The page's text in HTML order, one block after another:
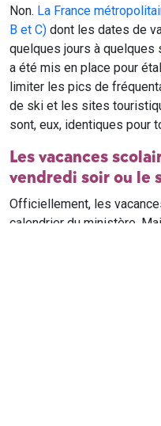
Non. La France
B et C) dont les dates de
quelques jours à
a été mis en place pour
limiter les pics de
de ski et les sites
sont, eux, identiques pour
Les vacances
vendredi soir ou le
Officiellement, les
calendrier du ministère.